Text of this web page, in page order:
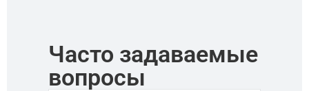
Часто задаваемые
вопросы